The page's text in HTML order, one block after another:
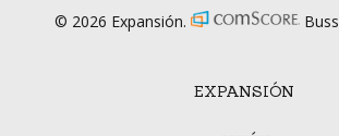
EXPANSIÓN
© 2026 Expansión.